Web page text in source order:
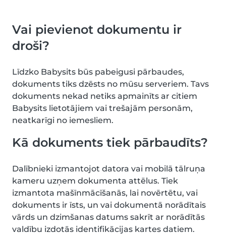
Vai pievienot dokumentu ir
droši?
Līdzko Babysits būs pabeigusi pārbaudes,
dokuments tiks dzēsts no mūsu serveriem. Tavs
dokuments nekad netiks apmainīts ar citiem
Babysits lietotājiem vai trešajām personām,
neatkarīgi no iemesliem.
Kā dokuments tiek pārbaudīts?
Dalībnieki izmantojot datora vai mobilā tālruņa
kameru uzņem dokumenta attēlus. Tiek
izmantota mašīnmācīšanās, lai novērtētu, vai
dokuments ir īsts, un vai dokumentā norādītais
vārds un dzimšanas datums sakrīt ar norādītās
valdību izdotās identifikācijas kartes datiem.